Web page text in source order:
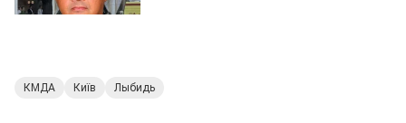
КМДА Київ Лыбидь